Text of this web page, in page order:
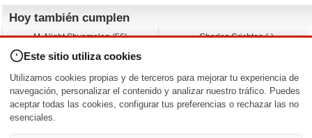
Hoy también cumplen
M. Night Shyamalan (56)
Andy Warhol (98)
Melissa George (50)
Vera Farmiga (53)
Charles Crichton (-)
Jeremy Ratchford (61)
Jason O’Mara (54)
Nacimientos y estrenos en la fecha
DD/MM /
Este sitio utiliza cookies
Utilizamos cookies propias y de terceros para mejorar tu experiencia de
navegación, personalizar el contenido y analizar nuestro tráfico. Puedes
aceptar todas las cookies, configurar tus preferencias o rechazar las no
esenciales.